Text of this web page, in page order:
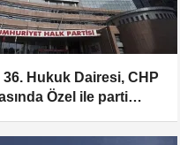
Hukuk Dairesi, CHP
Özel ile parti
Kılıçdaroğlu ile